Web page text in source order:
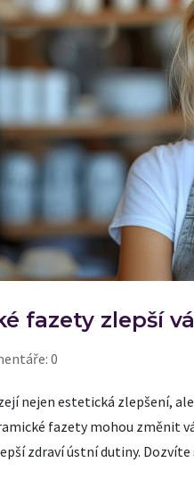
fazety zlepší
0
nejen estetická zlepšení,
fazety mohou změnit
zdraví ústní dutiny.